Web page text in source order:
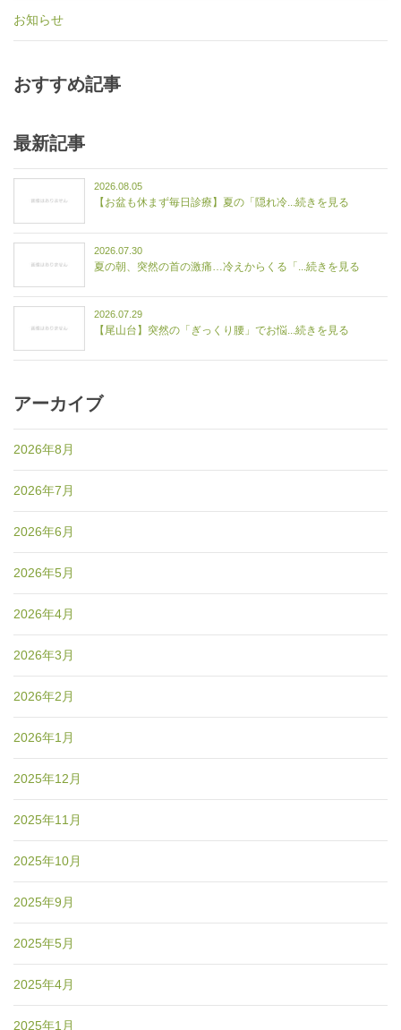
お知らせ
おすすめ記事
最新記事
2026.08.05
【お盆も休まず毎日診療】夏の「隠れ冷...続きを見る
2026.07.30
夏の朝、突然の首の激痛…冷えからくる「...続きを見る
2026.07.29
【尾山台】突然の「ぎっくり腰」でお悩...続きを見る
アーカイブ
2026年8月
2026年7月
2026年6月
2026年5月
2026年4月
2026年3月
2026年2月
2026年1月
2025年12月
2025年11月
2025年10月
2025年9月
2025年5月
2025年4月
2025年1月